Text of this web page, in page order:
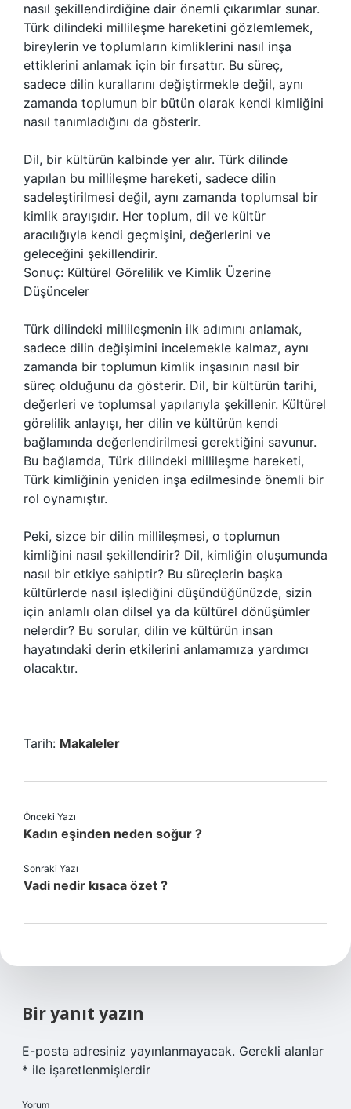
nasıl şekillendirdiğine dair önemli çıkarımlar sunar.
Türk dilindeki millileşme hareketini gözlemlemek,
bireylerin ve toplumların kimliklerini nasıl inşa
ettiklerini anlamak için bir fırsattır. Bu süreç,
sadece dilin kurallarını değiştirmekle değil, aynı
zamanda toplumun bir bütün olarak kendi kimliğini
nasıl tanımladığını da gösterir.
Dil, bir kültürün kalbinde yer alır. Türk dilinde
yapılan bu millileşme hareketi, sadece dilin
sadeleştirilmesi değil, aynı zamanda toplumsal bir
kimlik arayışıdır. Her toplum, dil ve kültür
aracılığıyla kendi geçmişini, değerlerini ve
geleceğini şekillendirir.
Sonuç: Kültürel Görelilik ve Kimlik Üzerine
Düşünceler
Türk dilindeki millileşmenin ilk adımını anlamak,
sadece dilin değişimini incelemekle kalmaz, aynı
zamanda bir toplumun kimlik inşasının nasıl bir
süreç olduğunu da gösterir. Dil, bir kültürün tarihi,
değerleri ve toplumsal yapılarıyla şekillenir. Kültürel
görelilik anlayışı, her dilin ve kültürün kendi
bağlamında değerlendirilmesi gerektiğini savunur.
Bu bağlamda, Türk dilindeki millileşme hareketi,
Türk kimliğinin yeniden inşa edilmesinde önemli bir
rol oynamıştır.
Peki, sizce bir dilin millileşmesi, o toplumun
kimliğini nasıl şekillendirir? Dil, kimliğin oluşumunda
nasıl bir etkiye sahiptir? Bu süreçlerin başka
kültürlerde nasıl işlediğini düşündüğünüzde, sizin
için anlamlı olan dilsel ya da kültürel dönüşümler
nelerdir? Bu sorular, dilin ve kültürün insan
hayatındaki derin etkilerini anlamamıza yardımcı
olacaktır.
Tarih: Makaleler
Önceki Yazı
Kadın eşinden neden soğur ?
Sonraki Yazı
Vadi nedir kısaca özet ?
Bir yanıt yazın
E-posta adresiniz yayınlanmayacak. Gerekli alanlar
* ile işaretlenmişlerdir
Yorum